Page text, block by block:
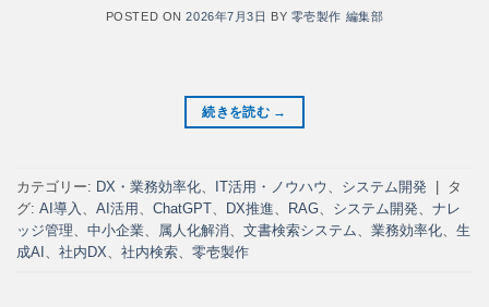
POSTED ON2026年7月3日 BY 零壱製作 編集部
続きを読む →
カテゴリー: DX・業務効率化 IT活用・ノウハウ システム開発 |
タ
グ: AI導入 AI活用 ChatGPT DX推進 RAG システム開発
ナレ
ッジ管理
中小企業 属人化解消 文書検索システム 業務効率化
生
成AI
社内DX 社内検索 零壱製作